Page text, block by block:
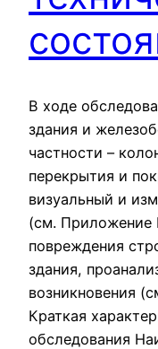
В ходе
здания и
частности –
перекрытия и
визуальный и
(см. Приложение
повреждения
здания,
возникновения
Краткая
обследования